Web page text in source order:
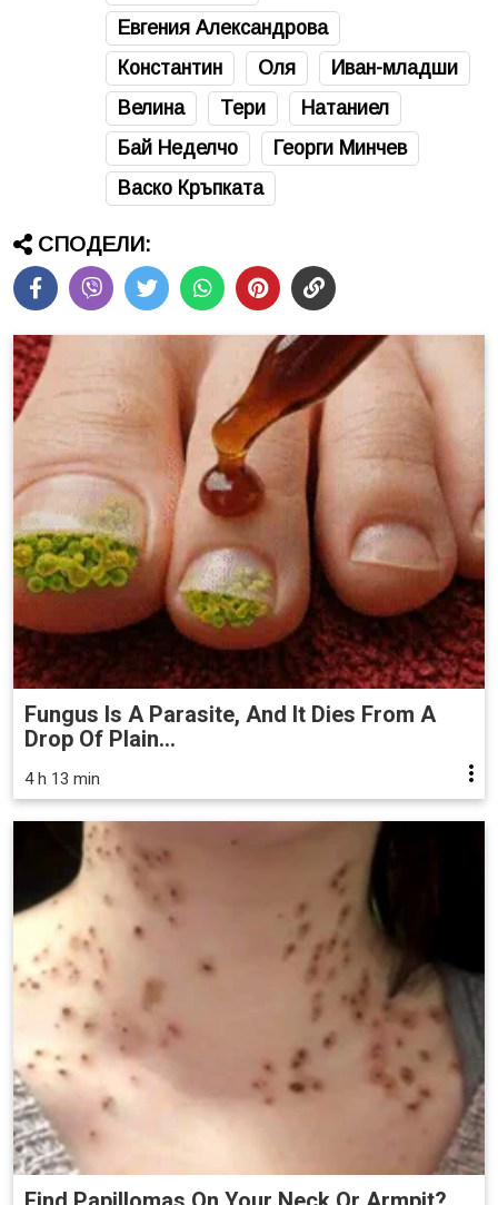
Евгения Александрова
Константин
Оля
Иван-младши
Велина
Тери
Натаниел
Бай Неделчо
Георги Минчев
Васко Кръпката
СПОДЕЛИ:
Fungus Is A Parasite, And It Dies From A
Drop Of Plain...
4 h 13 min